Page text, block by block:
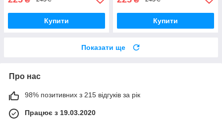
Купити Купити
Показати ще
Про нас
98% позитивних з 215 відгуків за рік
Працює з 19.03.2020